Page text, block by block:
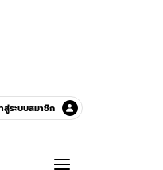
สู่ระบบสมาชิก